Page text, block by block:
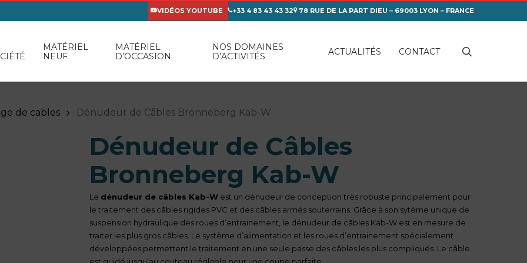
VIDÉOS YOUTUBE +33 4 83 43 43 32 78 RUE DE LA PART DIEU – 69003 LYON – FRANCE
MATÉRIEL
NEUF
MATÉRIEL
D’OCCASION
NOS DOMAINES
D’ACTIVITÉS
ACTUALITÉS CONTACT
de cables Dénudeur de Câbles Bronneberg Kab-W
Dénudeur de Câbles
Bronneberg Kab-W
Le dénudeur de câbles Kab-West un dénudeur de conception très robuste principalement pour
le traitement des câbles rigides PVC et des câbles armés souterrains. Grâce à son sytème unique de
suspension hydraulique des roues d’entrainement, le dénudeur de câbles Kab-W est en mesure de
traiter les plus gros câbles. Le système d’alimentation et les roues d’entrainement spécialement
développées permettent le traitement en une seule passe des câbles les plus compliqués. Le câble